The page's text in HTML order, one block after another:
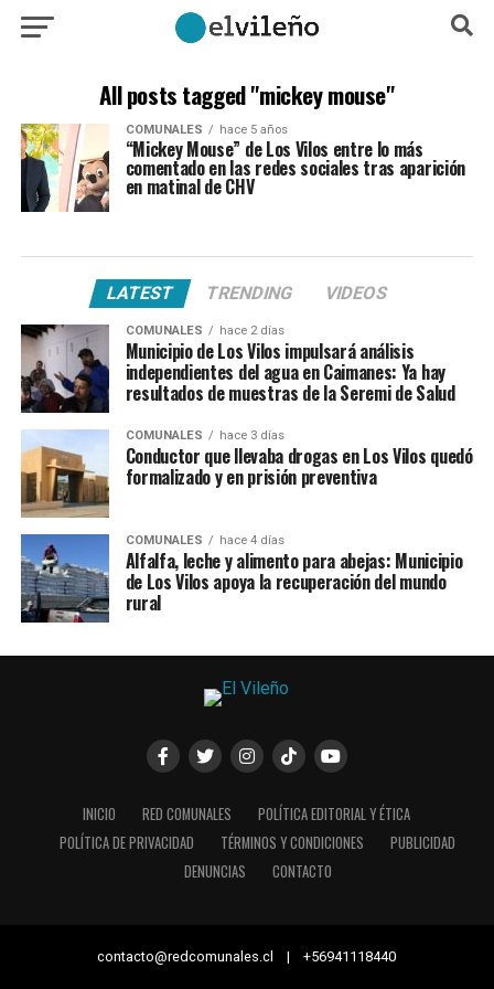
All posts tagged "mickey mouse"
COMUNALES hace 5 años
“Mickey Mouse” de Los Vilos entre lo más
comentado en las redes sociales tras aparición
en matinal de CHV
LATEST TRENDING VIDEOS
COMUNALES hace 2 días
Municipio de Los Vilos impulsará análisis
independientes del agua en Caimanes: Ya hay
resultados de muestras de la Seremi de Salud
COMUNALES hace 3 días
Conductor que llevaba drogas en Los Vilos quedó
formalizado y en prisión preventiva
COMUNALES hace 4 días
Alfalfa, leche y alimento para abejas: Municipio
de Los Vilos apoya la recuperación del mundo
rural
INICIO RED COMUNALES
POLÍTICA EDITORIAL Y ÉTICA
POLÍTICA DE PRIVACIDAD
TÉRMINOS Y CONDICIONES
PUBLICIDAD
DENUNCIAS
CONTACTO
contacto@redcomunales.cl | +56941118440